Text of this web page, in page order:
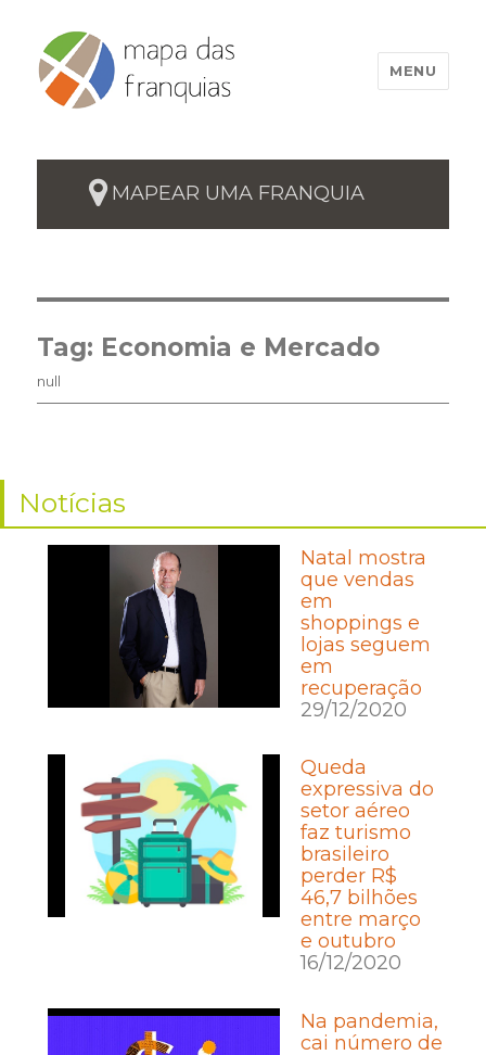
MENU
MAPEAR UMA FRANQUIA
Tag: Economia e Mercado
null
Notícias
Natal mostra
que vendas
em
shoppings e
lojas seguem
em
recuperação
29/12/2020
Queda
expressiva do
setor aéreo
faz turismo
brasileiro
perder R$
46,7 bilhões
entre março
e outubro
16/12/2020
Na pandemia,
cai número de